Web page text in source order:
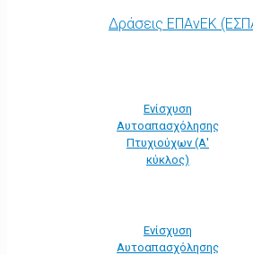
Δράσεις ΕΠΑνΕΚ
Ενίσχυση
Αυτοαπασχόλησης
Πτυχιούχων (Α'
κύκλος)
Ενίσχυση
Αυτοαπασχόλησης